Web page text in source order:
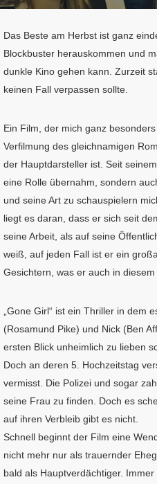
Das Beste am Herbst ist ganz
Blockbuster herauskommen und
dunkle Kino gehen kann. Zurzeit
keinen Fall verpassen sollte.
Ein Film, der mich ganz
Verfilmung des gleichnamigen
der Hauptdarsteller ist. Seit
eine Rolle übernahm, sondern
und seine Art zu schauspielern
liegt es daran, dass er sich seit
seine Arbeit, als auf seine
weiß, auf jeden Fall ist er ein
Gesichtern, was er auch in diesem
„Gone Girl“ ist ein Thriller in dem
(Rosamund Pike) und Nick (Ben
ersten Blick unheimlich zu lieben
Doch an deren 5. Hochzeitstag
vermisst. Die Polizei und sogar
seine Frau zu finden. Doch es
auf ihren Verbleib gibt es nicht.
Schnell beginnt der Film eine
nicht mehr nur als trauernder
bald als Hauptverdächtiger.